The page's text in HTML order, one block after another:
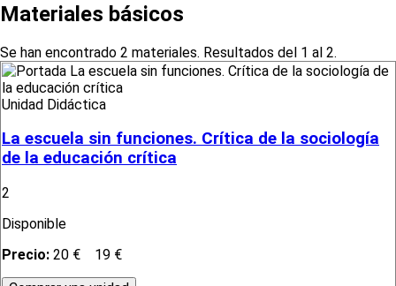
Materiales básicos
Se han encontrado 2 materiales. Resultados del 1 al 2.
Unidad Didáctica
La escuela sin funciones. Crítica de la sociología
de la educación crítica
2
Disponible
Precio: 20 € 19 €